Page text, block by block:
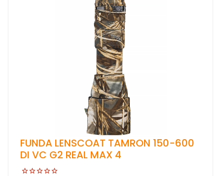
FUNDA LENSCOAT TAMRON 150-600
DI VC G2 REAL MAX 4